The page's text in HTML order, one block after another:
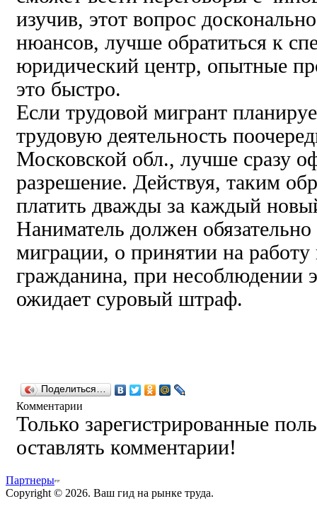
изучив, этот вопрос
нюансов, лучше обратиться к
юридический центр, опытные
это быстро.
Если трудовой мигрант
трудовую деятельность
Московской обл., лучше сразу
разрешение. Действуя, таким
платить дважды за каждый
Наниматель должен
миграции, о принятии на работу
гражданина, при несоблюдении
ожидает суровый штраф.
Поделиться…
Комментарии
Только зарегистрированные
оставлять комментарии!
Партнеры
Copyright © 2026. Ваш гид на рынке труда.